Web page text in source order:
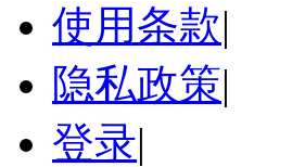
使用条款|
隐私政策|
登录|